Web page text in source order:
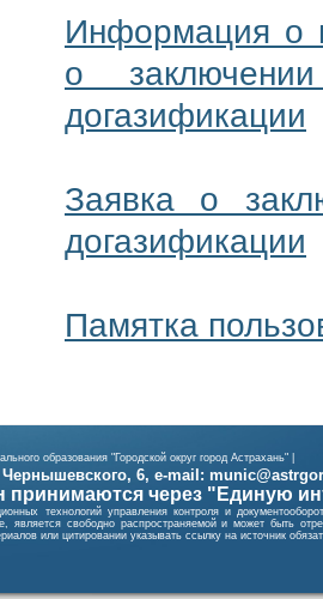
Информация о
о
догазификации
Заявка о
догазификации
Памятка
образования "Городской округ город Астрахань" |
Чернышевского, 6, e-mail:
принимаются через "Единую
технологий управления контроля и
является свободно распространяемой и может быть
или цитировании указывать ссылку на источник